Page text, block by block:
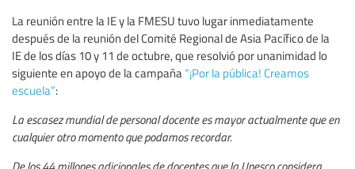
La reunión entre la IE y la FMESU tuvo lugar inmediatamente
después de la reunión del Comité Regional de Asia Pacífico de la
IE de los días 10 y 11 de octubre, que resolvió por unanimidad lo
siguiente en apoyo de la campaña “¡Por la pública! Creamos
escuela”:
La escasez mundial de personal docente es mayor actualmente que en
cualquier otro momento que podamos recordar.
De los 44 millones adicionales de docentes que la Unesco considera